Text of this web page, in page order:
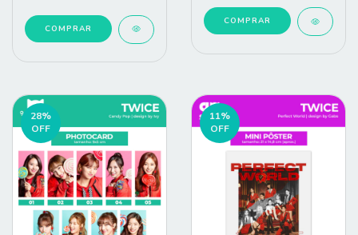
COMPRAR
COMPRAR
28%
OFF
11%
OFF